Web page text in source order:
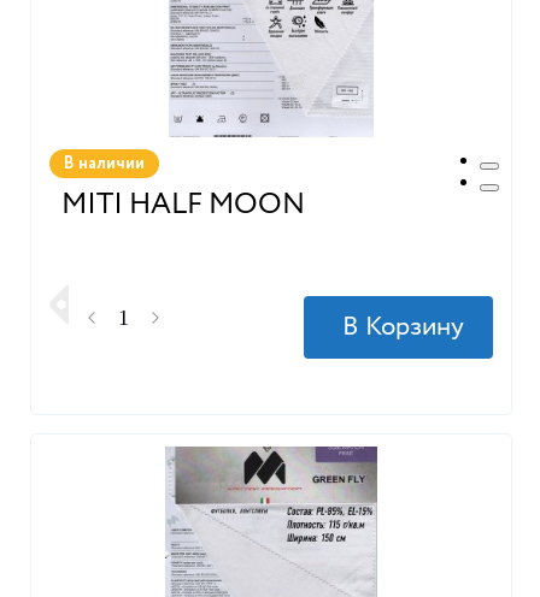
В наличии
MITI HALF MOON